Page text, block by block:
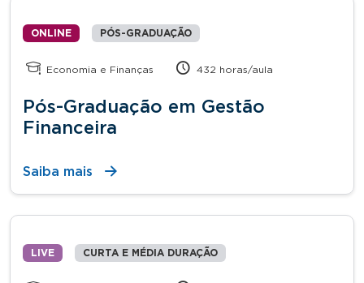
ONLINE PÓS-GRADUAÇÃO
Economia e Finanças 432 horas/aula
Pós-Graduação em Gestão
Financeira
Saiba mais
LIVE CURTA E MÉDIA DURAÇÃO